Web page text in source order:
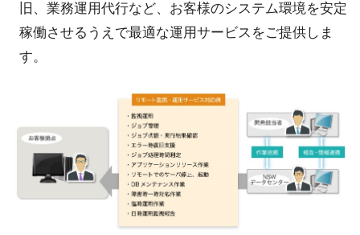
旧、業務運用代行など、お客様のシステム環境を安定
稼働させるうえで最適な運用サービスをご提供しま
す。